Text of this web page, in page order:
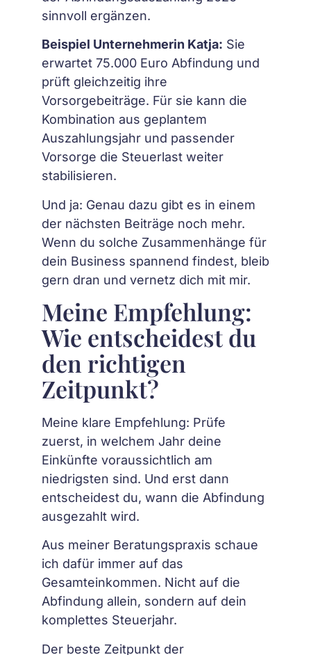
sinnvoll ergänzen.
Beispiel Unternehmerin Katja: Sie
erwartet 75.000 Euro Abfindung und
prüft gleichzeitig ihre
Vorsorgebeiträge. Für sie kann die
Kombination aus geplantem
Auszahlungsjahr und passender
Vorsorge die Steuerlast weiter
stabilisieren.
Und ja: Genau dazu gibt es in einem
der nächsten Beiträge noch mehr.
Wenn du solche Zusammenhänge für
dein Business spannend findest, bleib
gern dran und vernetz dich mit mir.
Meine Empfehlung:
Wie entscheidest du
den richtigen
Zeitpunkt?
Meine klare Empfehlung: Prüfe
zuerst, in welchem Jahr deine
Einkünfte voraussichtlich am
niedrigsten sind. Und erst dann
entscheidest du, wann die Abfindung
ausgezahlt wird.
Aus meiner Beratungspraxis schaue
ich dafür immer auf das
Gesamteinkommen. Nicht auf die
Abfindung allein, sondern auf dein
komplettes Steuerjahr.
Der beste Zeitpunkt der